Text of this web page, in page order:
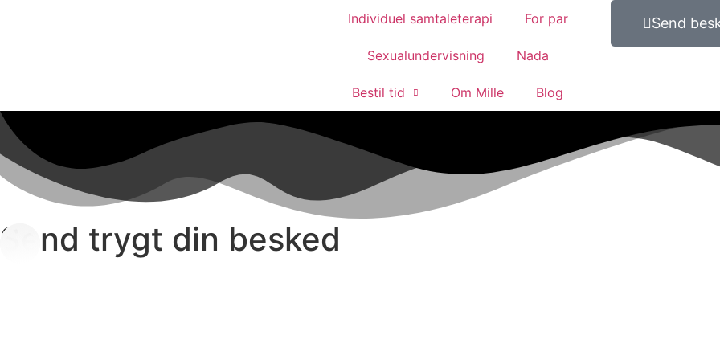
Individuel samtaleterapi For par
Sexualundervisning Nada
Bestil tid Om Mille Blog
Send
Send trygt din besked